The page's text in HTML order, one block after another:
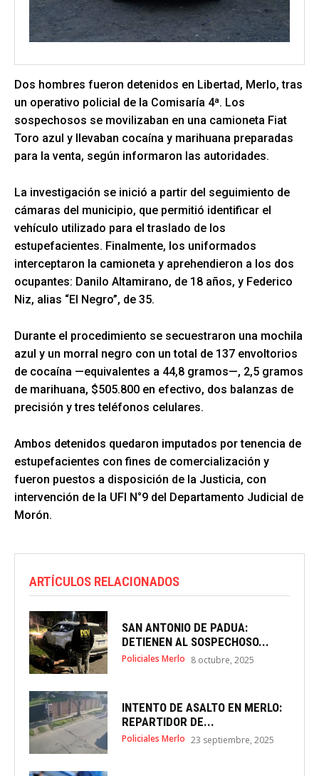
Dos hombres fueron detenidos en Libertad, Merlo, tras
un operativo policial de la Comisaría 4ª. Los
sospechosos se movilizaban en una camioneta Fiat
Toro azul y llevaban cocaína y marihuana preparadas
para la venta, según informaron las autoridades.
La investigación se inició a partir del seguimiento de
cámaras del municipio, que permitió identificar el
vehículo utilizado para el traslado de los
estupefacientes. Finalmente, los uniformados
interceptaron la camioneta y aprehendieron a los dos
ocupantes: Danilo Altamirano, de 18 años, y Federico
Niz, alias “El Negro”, de 35.
Durante el procedimiento se secuestraron una mochila
azul y un morral negro con un total de 137 envoltorios
de cocaína —equivalentes a 44,8 gramos—, 2,5 gramos
de marihuana, $505.800 en efectivo, dos balanzas de
precisión y tres teléfonos celulares.
Ambos detenidos quedaron imputados por tenencia de
estupefacientes con fines de comercialización y
fueron puestos a disposición de la Justicia, con
intervención de la UFI N°9 del Departamento Judicial de
Morón.
ARTÍCULOS RELACIONADOS
SAN ANTONIO DE PADUA:
DETIENEN AL SOSPECHOSO...
Policiales Merlo 8 octubre, 2025
INTENTO DE ASALTO EN MERLO:
REPARTIDOR DE...
Policiales Merlo 23 septiembre, 2025